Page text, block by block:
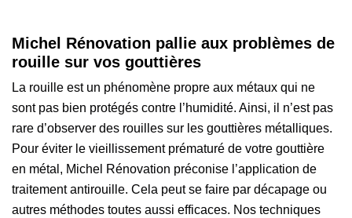
Michel Rénovation pallie aux problèmes de
rouille sur vos gouttières
La rouille est un phénomène propre aux métaux qui ne
sont pas bien protégés contre l’humidité. Ainsi, il n’est pas
rare d’observer des rouilles sur les gouttières métalliques.
Pour éviter le vieillissement prématuré de votre gouttière
en métal, Michel Rénovation préconise l’application de
traitement antirouille. Cela peut se faire par décapage ou
autres méthodes toutes aussi efficaces. Nos techniques